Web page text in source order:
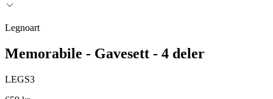
Legnoart
Memorabile - Gavesett - 4 deler
LEGS3